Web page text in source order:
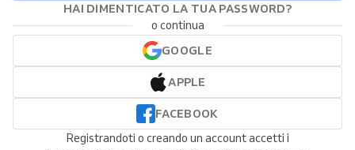
HAI DIMENTICATO LA TUA PASSWORD?
o continua
GOOGLE
APPLE
FACEBOOK
Registrandoti o creando un account accetti i